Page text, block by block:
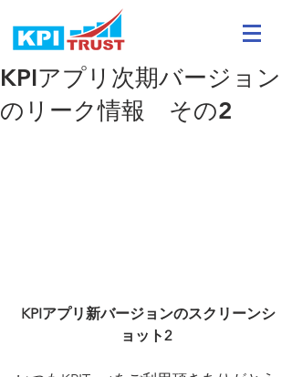
KPIアプリ次期バージョン
のリーク情報 その2
KPIアプリ新バージョンのスクリーンシ
ョット2